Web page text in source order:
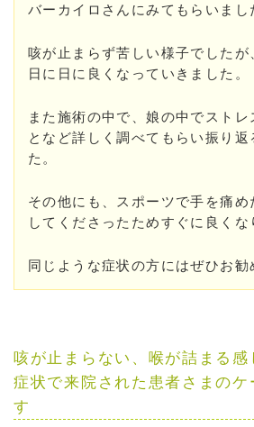
バーカイロさんにみてもらいまし
咳が止まらず苦しい様子でしたが
日に日に良くなっていきました。
また施術の中で、娘の中でストレ
となど詳しく調べてもらい振り返
た。
その他にも、スポーツで手を痛
してくださったためすぐに良くな
同じような症状の方にはぜひお勧
咳が止まらない、喉が詰まる感
症状で来院された患者さまのケ
す